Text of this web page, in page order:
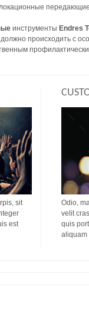
передающие
инструменты Endres
происходить с
sit
est
Odio,
velit
quis
aliquam